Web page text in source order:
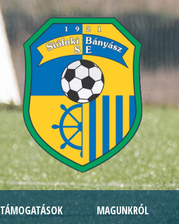
TÁMOGATÁSOK MAGUNKRÓL